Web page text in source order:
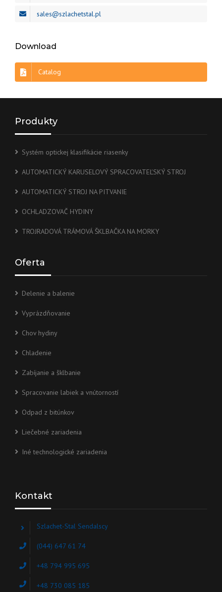
sales@szlachetstal.pl
Download
Catalog
Produkty
Systém optickej klasifikácie riasenky
AUTOMATICKÝ KARUSELOVÝ SPRACOVATEĽSKÝ STROJ
AUTOMATICKÝ STROJ NA PITVANIE
OCHLADZOVAČ HYDINY
TROJRADOVÁ TRÁMOVÁ ŠKLBAČKA NA MORKY
Oferta
Delenie a balenie
Vyprázdňovanie
Chov hydiny
Chladenie
Zabíjanie a šklbanie
Spracovanie labiek a vnútorností
Odpad z bitúnkov
Liečebné zariadenia
Iné technologické zariadenia
Kontakt
Szlachet-Stal Sendalscy
(044) 647 61 74
+48 794 995 695
+48 730 085 185